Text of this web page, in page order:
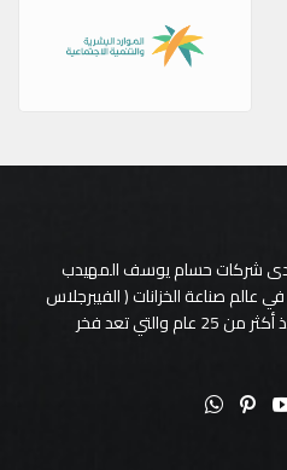
شركات حسام يوسف المهيدب
عالم صناعة الخزانات ( الفيبرجلاس
- البولي إثيلين ) التي نعمل بها منذ أكثر من 25 عام والتي تعد فخر